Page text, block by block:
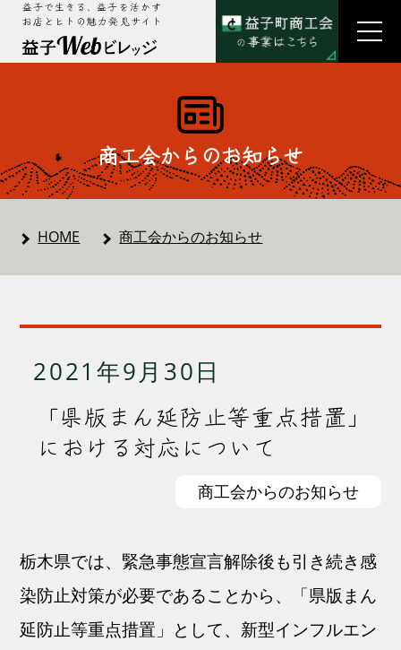
益子で生きる、益子を活かす
お店とヒトの魅力発見サイト
商工会からのお知らせ
HOME 商工会からのお知らせ
2021年9月30日
「県版まん延防止等重点措置」
における対応について
商工会からのお知らせ
栃木県では、緊急事態宣言解除後も引き続き感
染防止対策が必要であることから、「県版まん
延防止等重点措置」として、新型インフルエン